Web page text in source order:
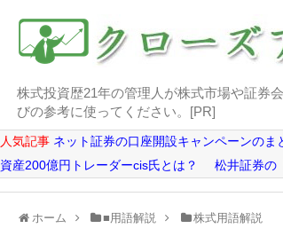
株式投資歴21年の管理人が株式市場や証券
びの参考に使ってください。[PR]
人気記事 ネット証券の口座開設キャンペーンのま
資産200億円トレーダーcis氏とは？
松井証券の
ホーム ■用語解説 株式用語解説